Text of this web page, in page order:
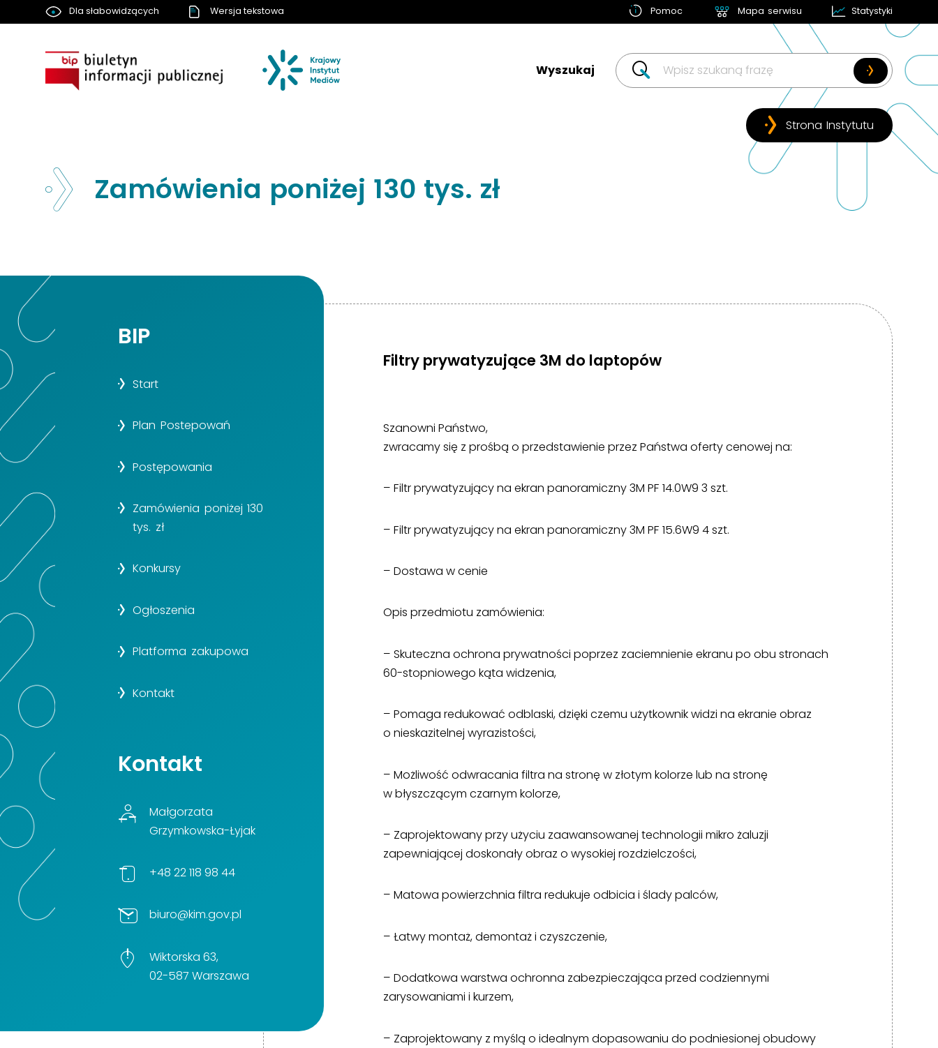
BIP Krajowy Instytut Mediów w likwidacji
Strona Instytutu
Dla słabowidzących Wersja tekstowa Pomoc Mapa serwisu Statystyki
Zamówienia poniżej 130 tys. zł
Nawigacja strony
BIP
Start
Plan Postepowań
Postępowania
Zamówienia poniżej 130
tys. zł
Konkursy
Ogłoszenia
Platforma zakupowa
Kontakt
Kontakt
Małgorzata
Grzymkowska-Łyjak
+48 22 118 98 44
biuro@kim.gov.pl
Wiktorska 63,
02-587 Warszawa
Filtry prywatyzujące 3M do laptopów
Szanowni Państwo,
zwracamy się z prośbą o przedstawienie przez Państwa oferty cenowej na:
– Filtr prywatyzujący na ekran panoramiczny 3M PF 14.0W9 3 szt.
– Filtr prywatyzujący na ekran panoramiczny 3M PF 15.6W9 4 szt.
– Dostawa w cenie
Opis przedmiotu zamówienia:
– Skuteczna ochrona prywatności poprzez zaciemnienie ekranu po obu stronach
60-stopniowego kąta widzenia,
– Pomaga redukować odblaski, dzięki czemu użytkownik widzi na ekranie obraz
o nieskazitelnej wyrazistości,
– Możliwość odwracania filtra na stronę w złotym kolorze lub na stronę
w błyszczącym czarnym kolorze,
– Zaprojektowany przy użyciu zaawansowanej technologii mikro żaluzji
zapewniającej doskonały obraz o wysokiej rozdzielczości,
– Matowa powierzchnia filtra redukuje odbicia i ślady palców,
– Łatwy montaż, demontaż i czyszczenie,
– Dodatkowa warstwa ochronna zabezpieczająca przed codziennymi
zarysowaniami i kurzem,
– Zaprojektowany z myślą o idealnym dopasowaniu do podniesionej obudowy